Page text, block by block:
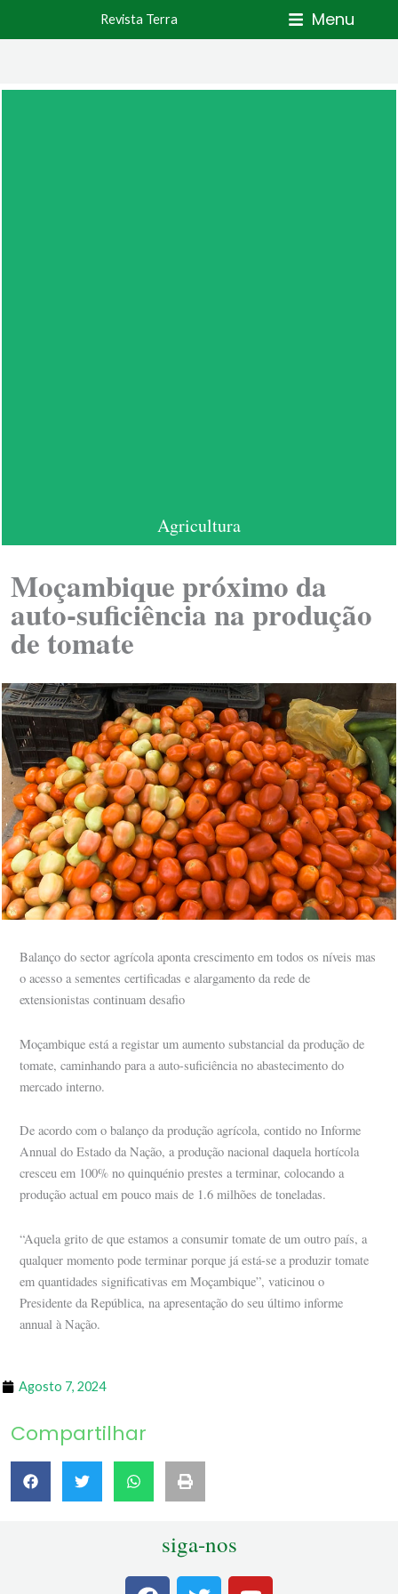
Revista Terra Menu
Agricultura
Moçambique próximo da
auto-suficiência na produção
de tomate
Balanço do sector agrícola aponta crescimento em todos os níveis mas
o acesso a sementes certificadas e alargamento da rede de
extensionistas continuam desafio
Moçambique está a registar um aumento substancial da produção de
tomate, caminhando para a auto-suficiência no abastecimento do
mercado interno.
De acordo com o balanço da produção agrícola, contido no Informe
Annual do Estado da Nação, a produção nacional daquela hortícola
cresceu em 100% no quinquénio prestes a terminar, colocando a
produção actual em pouco mais de 1.6 milhões de toneladas.
“Aquela grito de que estamos a consumir tomate de um outro país, a
qualquer momento pode terminar porque já está-se a produzir tomate
em quantidades significativas em Moçambique”, vaticinou o
Presidente da República, na apresentação do seu último informe
annual à Nação.
Agosto 7, 2024
Compartilhar
siga-nos
F
T
Y